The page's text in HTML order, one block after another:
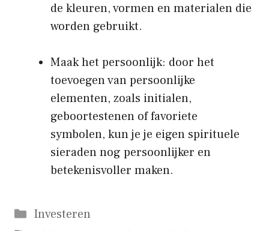
de kleuren, vormen en materialen die
worden gebruikt.
Maak het persoonlijk: door het
toevoegen van persoonlijke
elementen, zoals initialen,
geboortestenen of favoriete
symbolen, kun je je eigen spirituele
sieraden nog persoonlijker en
betekenisvoller maken.
Categorieën
Investeren